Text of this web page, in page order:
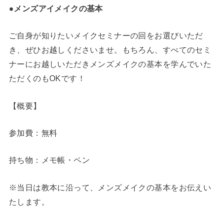
●メンズアイメイクの基本
ご自身が知りたいメイクセミナーの回をお選びいただ
き、ぜひお越しくださいませ。もちろん、すべてのセミ
ナーにお越しいただきメンズメイクの基本を学んでいた
ただくのもOKです！
【概要】
参加費：無料
持ち物：メモ帳・ペン
※当日は教本に沿って、メンズメイクの基本をお伝えい
たします。